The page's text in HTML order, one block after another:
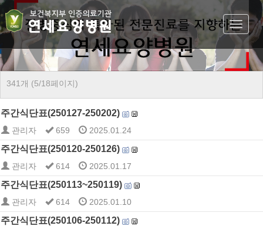
Toggle
341개 (5/18페이지)
주간식단표(250127-250202)
관리자 659 2025.01.24
주간식단표(250120-250126)
관리자 614 2025.01.17
주간식단표(250113~250119)
관리자 614 2025.01.10
주간식단표(250106-250112)